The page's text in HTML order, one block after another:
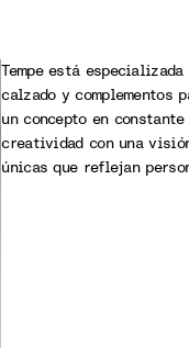
Tempe está
calzado y complementos
un concepto en
creatividad con una
únicas que reflejan